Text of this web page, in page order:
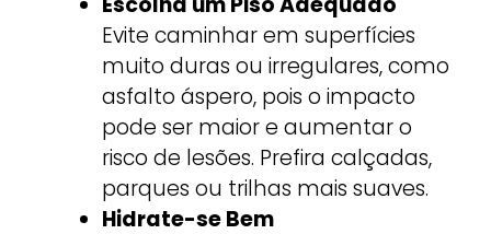
Evite caminhar em superfícies
muito duras ou irregulares, como
asfalto áspero, pois o impacto
pode ser maior e aumentar o
risco de lesões. Prefira calçadas,
parques ou trilhas mais suaves.
Hidrate-se Bem